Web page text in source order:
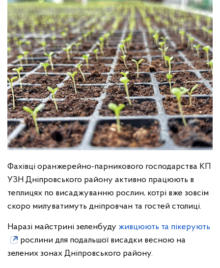
Фахівці оранжерейно-парникового господарства КП
УЗН Дніпровського району активно працюють в
теплицях по висаджуванню рослин, котрі вже зовсім
скоро милуватимуть дніпровчан та гостей столиці.
Наразі майстрині зеленбуду живцюють та пікерують
рослини для подальшої висадки весною на
зелених зонах Дніпровського району.